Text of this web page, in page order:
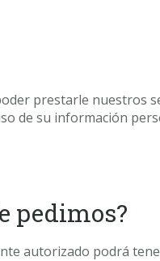
prestarle nuestros
de su información
pedimos?
autorizado podrá